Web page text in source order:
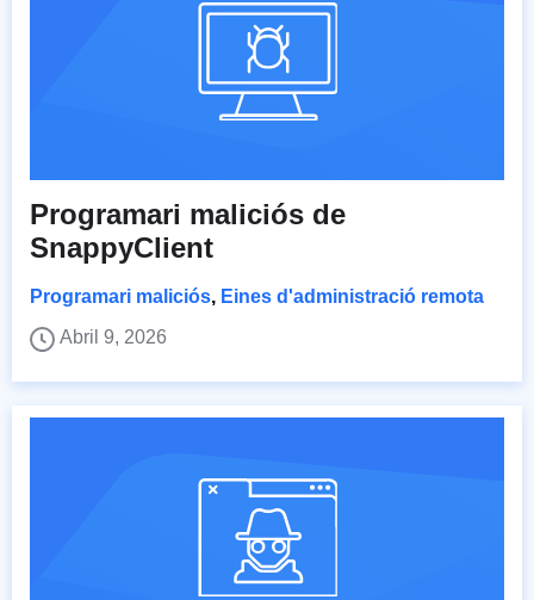
Programari maliciós de
SnappyClient
Programari maliciós, Eines d'administració remota
Abril 9, 2026